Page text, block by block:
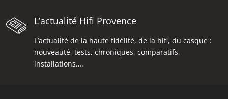
L’actualité Hifi Provence
L’actualité de la haute fidélité, de la hifi, du casque :
nouveauté, tests, chroniques, comparatifs,
installations….